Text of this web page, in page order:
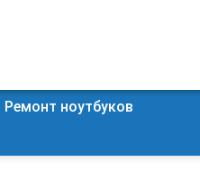
Ремонт ноутбуков